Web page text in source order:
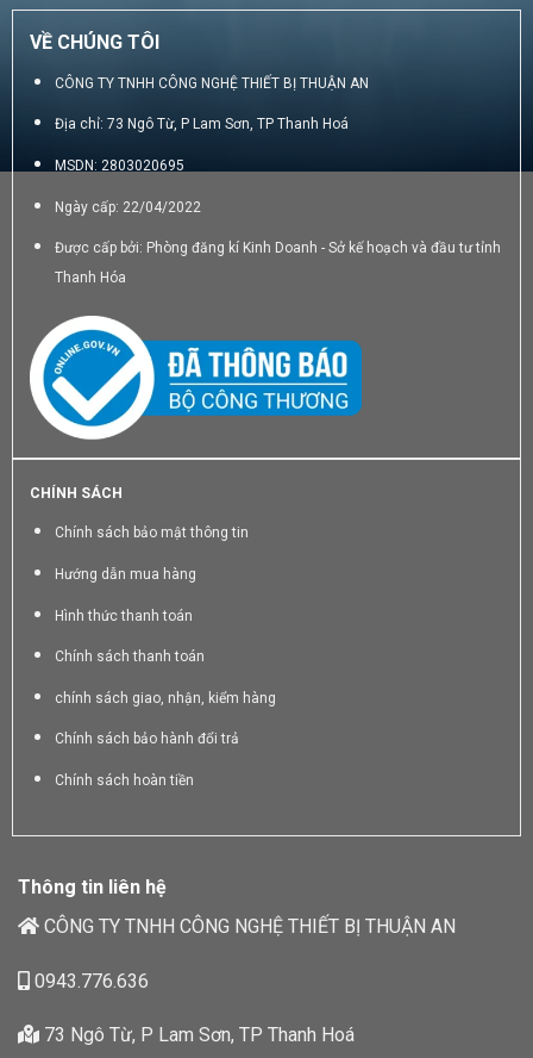
VỀ CHÚNG TÔI
CÔNG TY TNHH CÔNG NGHỆ THIẾT BỊ THUẬN AN
Địa chỉ: 73 Ngô Từ, P Lam Sơn, TP Thanh Hoá
MSDN: 2803020695
Ngày cấp: 22/04/2022
Được cấp bởi: Phòng đăng kí Kinh Doanh - Sở kế hoạch và đầu tư tỉnh
Thanh Hóa
CHÍNH SÁCH
Chính sách bảo mật thông tin
Hướng dẫn mua hàng
Hình thức thanh toán
Chính sách thanh toán
chính sách giao, nhận, kiểm hàng
Chính sách bảo hành đổi trả
Chính sách hoàn tiền
Thông tin liên hệ
CÔNG TY TNHH CÔNG NGHỆ THIẾT BỊ THUẬN AN
0943.776.636
73 Ngô Từ, P Lam Sơn, TP Thanh Hoá